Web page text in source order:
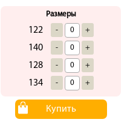
Размеры
122 - +
140 - +
128 - +
134 - +
Купить